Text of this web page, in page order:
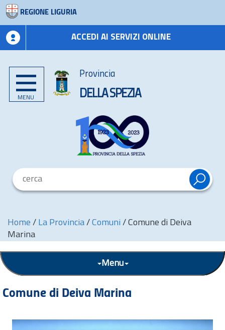
REGIONE LIGURIA
ACCEDI AI SERVIZI ONLINE
MENU
Provincia
DELLA SPEZIA
Home / La Provincia / Comuni / Comune di Deiva
Marina
Menu
Comune di Deiva Marina